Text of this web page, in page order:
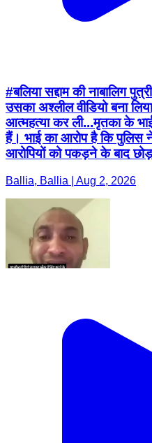
#बलिया सद्दाम की नाबालिग
उसका अश्लील वीडियो बना
आत्महत्या कर ली...मृतका के
हैं। भाई का आरोप है कि पुलिस
आरोपियों को पकड़ने के बाद छोड़
Ballia, Ballia | Aug 2, 2026